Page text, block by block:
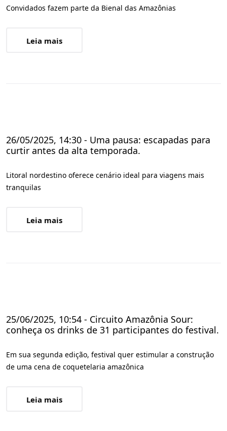
Convidados fazem parte da Bienal das Amazônias
Leia mais
26/05/2025, 14:30 - Uma pausa: escapadas para
curtir antes da alta temporada.
Litoral nordestino oferece cenário ideal para viagens mais
tranquilas
Leia mais
25/06/2025, 10:54 - Circuito Amazônia Sour:
conheça os drinks de 31 participantes do festival.
Em sua segunda edição, festival quer estimular a construção
de uma cena de coquetelaria amazônica
Leia mais